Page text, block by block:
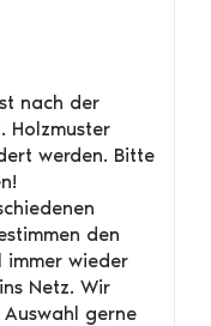
nach der
Holzmuster
werden. Bitte
den
immer wieder
Netz. Wir
gerne